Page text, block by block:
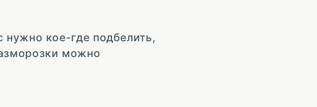
нужно кое-где подбелить,
можно